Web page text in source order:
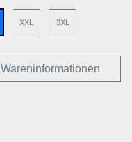
XXL 3XL
Wareninformationen